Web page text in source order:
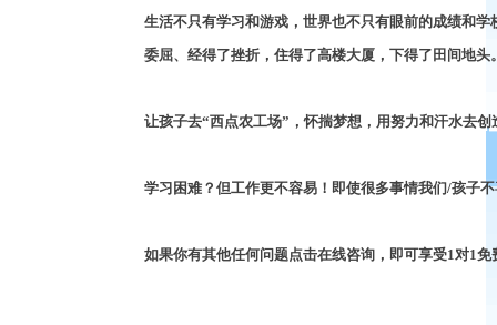
生活不只有学习和游戏，世界也不只有眼前的成绩和
委屈、经得了挫折，住得了高楼大厦，下得了田间地头
让孩子去“西点农工场” ，怀揣梦想，用努力和汗水去
学习困难？但工作更不容易！即使很多事情我们/孩子
如果你有其他任何问题点击在线咨询 ， 即可享受1对1免